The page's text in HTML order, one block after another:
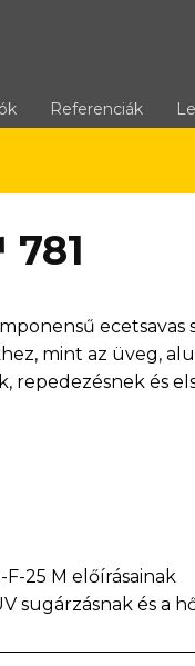
Referenciák
mint az üveg,
repedezésnek és
F-25 M előírásainak
sugárzásnak és a